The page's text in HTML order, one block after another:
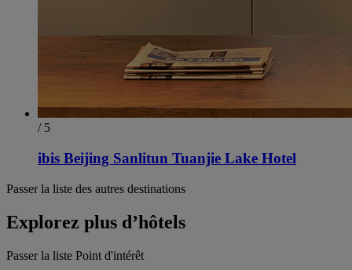
/ 5
ibis Beijing Sanlitun Tuanjie Lake Hotel
Passer la liste des autres destinations
Explorez plus d’hôtels
Passer la liste Point d'intérêt